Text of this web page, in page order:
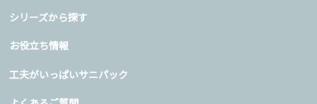
シリーズから探す
お役立ち情報
工夫がいっぱいサニパック